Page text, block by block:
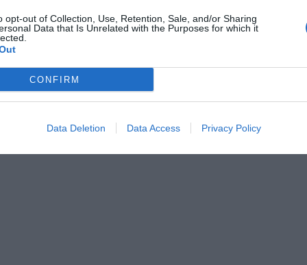
opt-out of Collection, Use, Retention, Sale, and/or Sharing
Data that Is Unrelated with the Purposes for which it
CONFIRM
Data Deletion Data Access Privacy Policy
επαγγελματικής εξέλιξης
– αιτήσεις ( με πρόσφατη φωτογραφία).
hotelpalladiumkos
από 10:00 – 14:00.